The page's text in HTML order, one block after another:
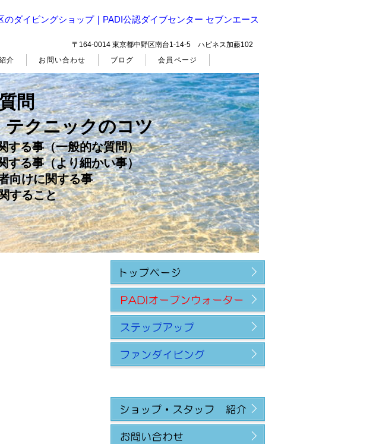
のダイビングショップ｜PADI公認ダイブセンター セブンエース
〒164-0014 東京都中野区南台1-14-5 ハピネス加藤102
問
テクニックのコツ
る事（一般的な質問）
る事（より細かい事）
向けに関する事
すること
介 お問い合わせ ブログ 会員ページ